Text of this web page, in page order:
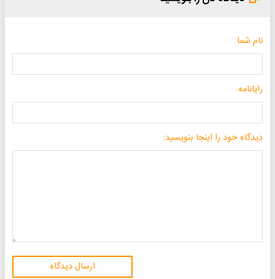
نام شما
رایانامه
دیدگاه خود را اینجا بنویسید:
ارسال دیدگاه